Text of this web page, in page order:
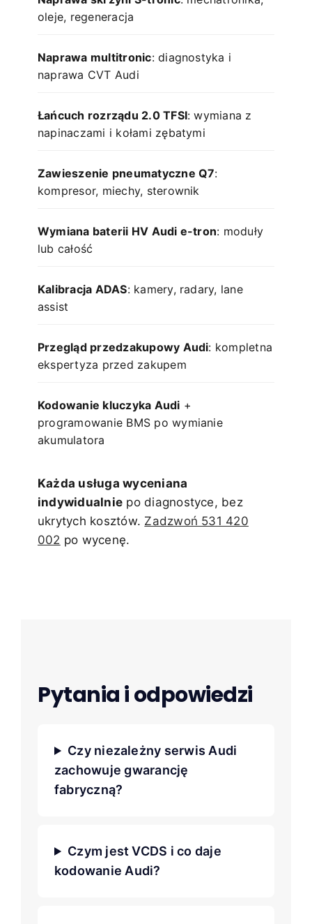
oleje, regeneracja
Naprawa multitronic: diagnostyka i
naprawa CVT Audi
Łańcuch rozrządu 2.0 TFSI: wymiana z
napinaczami i kołami zębatymi
Zawieszenie pneumatyczne Q7:
kompresor, miechy, sterownik
Wymiana baterii HV Audi e-tron: moduły
lub całość
Kalibracja ADAS: kamery, radary, lane
assist
Przegląd przedzakupowy Audi: kompletna
ekspertyza przed zakupem
Kodowanie kluczyka Audi +
programowanie BMS po wymianie
akumulatora
Każda usługa wyceniana
indywidualnie po diagnostyce, bez
ukrytych kosztów. Zadzwoń 531 420
002 po wycenę.
Pytania i odpowiedzi
Czy niezależny serwis Audi
zachowuje gwarancję
fabryczną?
Czym jest VCDS i co daje
kodowanie Audi?